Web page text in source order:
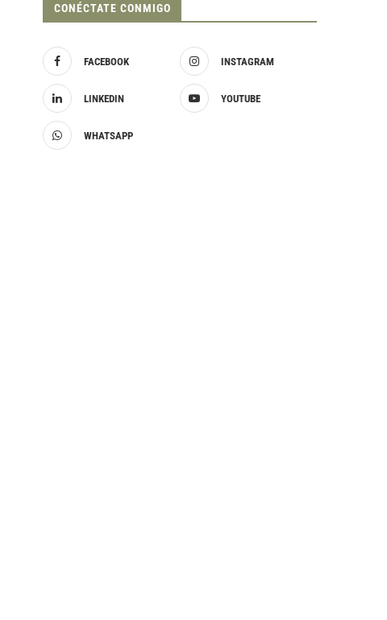
CONÉCTATE CONMIGO
FACEBOOK INSTAGRAM
LINKEDIN YOUTUBE
WHATSAPP